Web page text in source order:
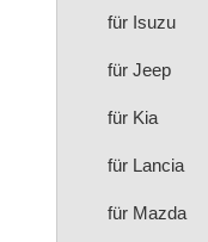
für Isuzu
für Jeep
für Kia
für Lancia
für Mazda